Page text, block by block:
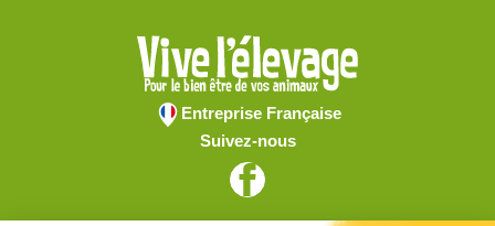
Entreprise Française
Suivez-nous